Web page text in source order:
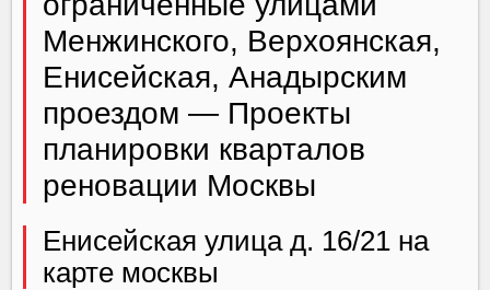
Менжинского, Верхоянская,
Енисейская, Анадырским
проездом — Проекты
планировки кварталов
реновации Москвы
Енисейская улица д. 16/21 на
карте москвы